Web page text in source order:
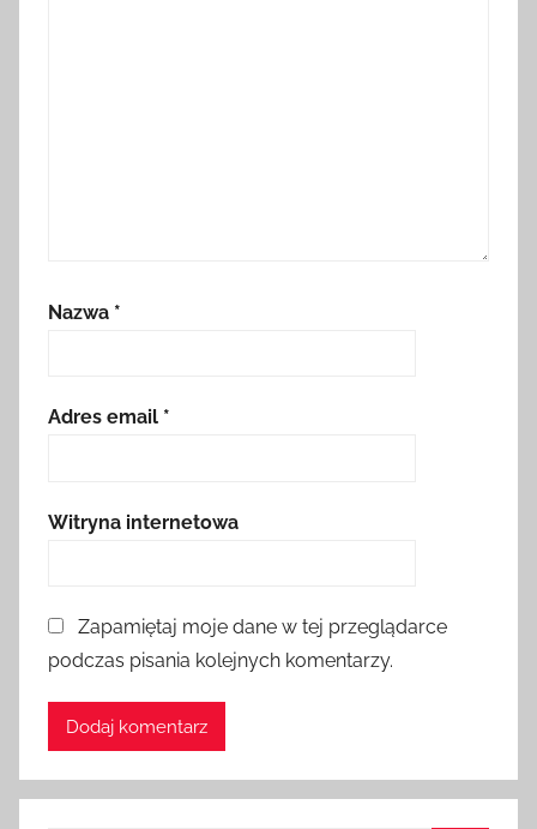
Nazwa *
Adres email *
Witryna internetowa
Zapamiętaj moje dane w tej przeglądarce
podczas pisania kolejnych komentarzy.